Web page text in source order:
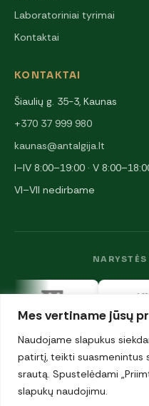
Mes vertiname jūsų
Naudojame slapukus
patirtį, teikti suasmenintus
srautą. Spustelėdami
slapukų naudojimu.
Laboratoriniai tyrimai
Kontaktai
KONTAKTAI
Šiaulių g. 35-3, Kaunas
+370 37 999 980
kaunas@antalgija.lt
I–IV 8:00–19:00 · V
VI–VII nedirbame
© 2026 UAB